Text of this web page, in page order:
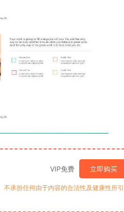
VIP免费 立即购买
承担任何由于内容的合法性及健康性所引